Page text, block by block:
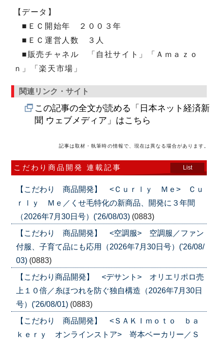
【データ】
■ＥＣ開始年 ２００３年
■ＥＣ運営人数 ３人
■販売チャネル 「自社サイト」「Ａｍａｚｏ
ｎ」「楽天市場」
関連リンク・サイト
この記事の全文が読める「日本ネット経済新
聞 ウェブメディア」はこちら
記事は取材・執筆時の情報で、現在は異なる場合があります。
こだわり商品開発 連載記事 List
【こだわり 商品開発】 <Ｃｕｒｌｙ Ｍｅ> Ｃｕ
ｒｌｙ Ｍｅ／くせ毛特化の新商品、開発に３年間
（2026年7月30日号）('26/08/03) (0883)
【こだわり 商品開発】 <空調服> 空調服／ファン
付服、子育て品にも応用（2026年7月30日号）('26/08/
03) (0883)
【こだわり商品開発】 <デサント> オリエリポロ売
上１０倍／糸ほつれを防ぐ独自構造（2026年7月30日
号）('26/08/01) (0883)
【こだわり 商品開発】 <ＳＡＫＩｍｏｔｏ ｂａ
ｋｅｒｙ オンラインストア> 嵜本ベーカリー／Ｓ